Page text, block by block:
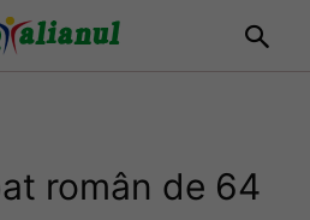
român de 64